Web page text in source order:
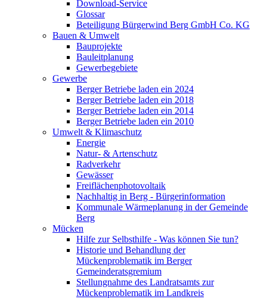
Download-Service
Glossar
Beteiligung Bürgerwind Berg GmbH Co. KG
Bauen & Umwelt
Bauprojekte
Bauleitplanung
Gewerbegebiete
Gewerbe
Berger Betriebe laden ein 2024
Berger Betriebe laden ein 2018
Berger Betriebe laden ein 2014
Berger Betriebe laden ein 2010
Umwelt & Klimaschutz
Energie
Natur- & Artenschutz
Radverkehr
Gewässer
Freiflächenphotovoltaik
Nachhaltig in Berg - Bürgerinformation
Kommunale Wärmeplanung in der Gemeinde
Berg
Mücken
Hilfe zur Selbsthilfe - Was können Sie tun?
Historie und Behandlung der
Mückenproblematik im Berger
Gemeinderatsgremium
Stellungnahme des Landratsamts zur
Mückenproblematik im Landkreis